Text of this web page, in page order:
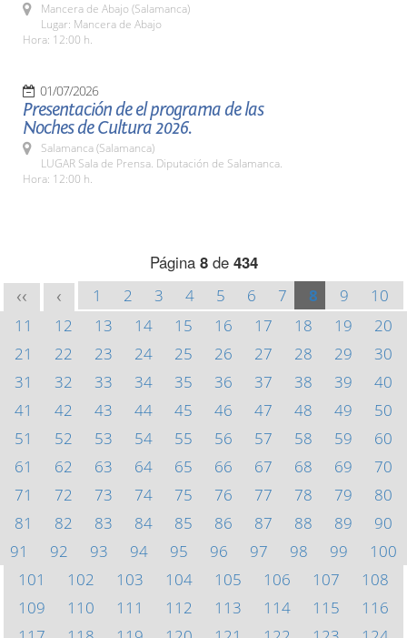
Mancera de Abajo (Salamanca)
Lugar: Mancera de Abajo
Hora: 12:00 h.
01/07/2026
Presentación de el programa de las
Noches de Cultura 2026.
Salamanca (Salamanca)
LUGAR Sala de Prensa. Diputación de Salamanca.
Hora: 12:00 h.
Página 8de 434
<< < 1 2 3 4 5 6 7 8 9
10
11
12 13 14 15 16 17 18 19
20
21
22 23 24 25 26 27 28 29
30
31
32 33 34 35 36 37 38 39
40
41
42 43 44 45 46 47 48 49
50
51
52 53 54 55 56 57 58 59
60
61
62 63 64 65 66 67 68 69
70
71
72 73 74 75 76 77 78 79
80
81
82 83 84 85 86 87 88 89
90
91
92 93 94 95 96 97 98 99
100
101
102 103 104 105 106 107
108
109
110 111 112 113 114 115
116